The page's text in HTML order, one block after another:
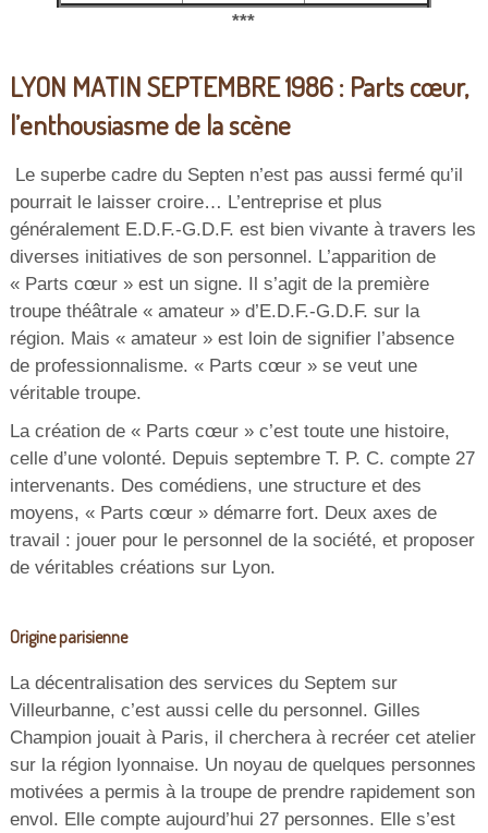
***
LYON MATIN SEPTEMBRE 1986 : Parts cœur,
l’enthousiasme de la scène
Le superbe cadre du Septen n’est pas aussi fermé qu’il
pourrait le laisser croire… L’entreprise et plus
généralement E.D.F.-G.D.F. est bien vivante à travers les
diverses initiatives de son personnel. L’apparition de
« Parts cœur » est un signe. Il s’agit de la première
troupe théâtrale « amateur » d’E.D.F.-G.D.F. sur la
région. Mais « amateur » est loin de signifier l’absence
de professionnalisme. « Parts cœur » se veut une
véritable troupe.
La création de « Parts cœur » c’est toute une histoire,
celle d’une volonté. Depuis septembre T. P. C. compte 27
intervenants. Des comédiens, une structure et des
moyens, « Parts cœur » démarre fort. Deux axes de
travail : jouer pour le personnel de la société, et proposer
de véritables créations sur Lyon.
Origine parisienne
La décentralisation des services du Septem sur
Villeurbanne, c’est aussi celle du personnel. Gilles
Champion jouait à Paris, il cherchera à recréer cet atelier
sur la région lyonnaise. Un noyau de quelques personnes
motivées a permis à la troupe de prendre rapidement son
envol. Elle compte aujourd’hui 27 personnes. Elle s’est